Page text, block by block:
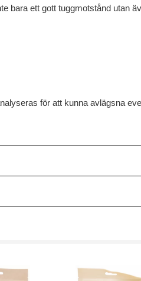
bara ett gott tuggmotstånd utan
för att kunna avlägsna